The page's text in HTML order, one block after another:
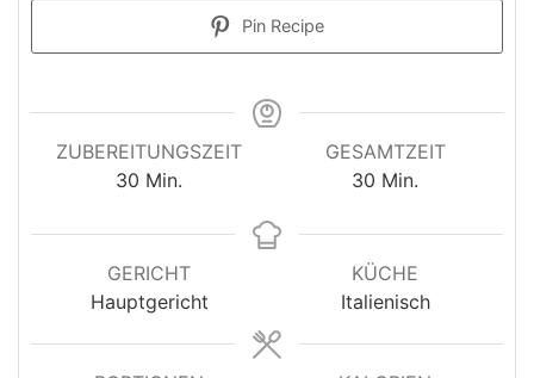
Pin Recipe
ZUBEREITUNGSZEIT
30 Min.
GESAMTZEIT
30 Min.
GERICHT
Hauptgericht
KÜCHE
Italienisch